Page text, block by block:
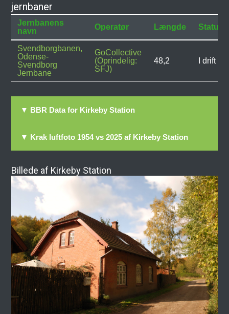
jernbaner
Jernbanens
navn
Operatør Længde Status
Svendborgbanen,
Odense-
Svendborg
Jernbane
GoCollective
(Oprindelig:
SFJ)
48,2 I drift
▼ BBR Data for Kirkeby Station
▼ Krak luftfoto 1954 vs 2025 af Kirkeby Station
Billede af Kirkeby Station